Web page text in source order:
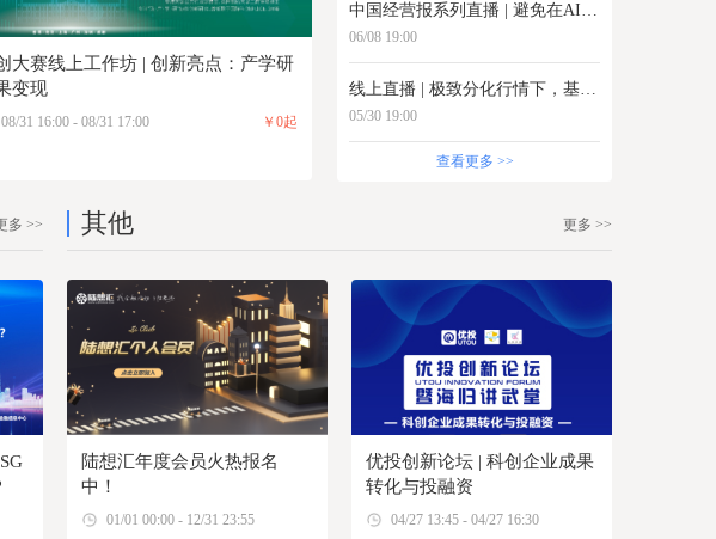
大赛线上工作坊 | 创新亮点：产学研
变现
08/31 16:00 - 08/31 17:00 ￥0起
中国经营报系列直播 | 避免在AI时代被淘汰，我们应该如何开发孩子的大脑？
06/08 19:00
线上直播 | 极致分化行情下，基金投资怎么做？
05/30 19:00
查看更多 >>
多 >> 其他 更多 >>
陆想汇年度会员火热报名
中！
01/01 00:00 - 12/31 23:55
优投创新论坛 | 科创企业成果
转化与投融资
04/27 13:45 - 04/27 16:30